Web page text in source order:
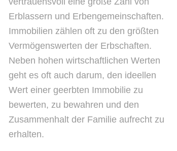
Erblassern und Erbengemeinschaften.
Immobilien zählen oft zu den größten
Vermögenswerten der Erbschaften.
Neben hohen wirtschaftlichen Werten
geht es oft auch darum, den ideellen
Wert einer geerbten Immobilie zu
bewerten, zu bewahren und den
Zusammenhalt der Familie aufrecht zu
erhalten.